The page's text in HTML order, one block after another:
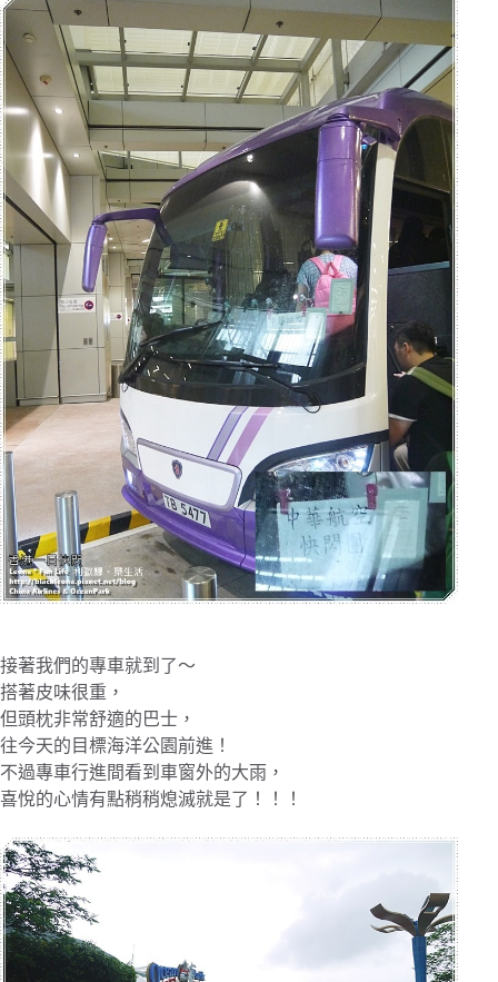
接著我們的專車就到了～
搭著皮味很重，
但頭枕非常舒適的巴士，
往今天的目標海洋公園前進！
不過專車行進間看到車窗外的大雨，
喜悅的心情有點稍稍熄滅就是了！！！